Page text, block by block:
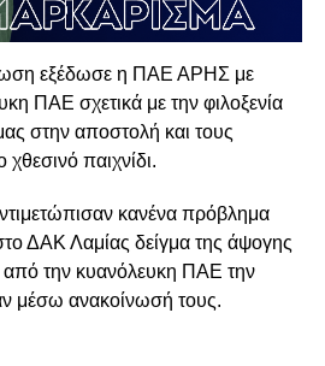
εξέδωσε η ΠΑΕ ΑΡΗΣ με
ΠΑΕ σχετικά με την φιλοξενία
στην αποστολή και τους
παιχνίδι.
κανένα πρόβλημα
ΔΑΚ Λαμίας δείγμα της άψογης
από την κυανόλευκη ΠΑΕ την
μέσω ανακοίνωσή τους.